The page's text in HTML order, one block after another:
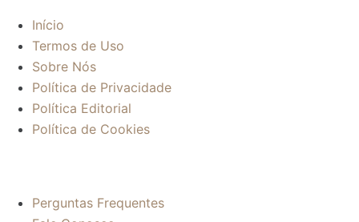
Início
Termos de Uso
Sobre Nós
Política de Privacidade
Política Editorial
Política de Cookies
Perguntas Frequentes